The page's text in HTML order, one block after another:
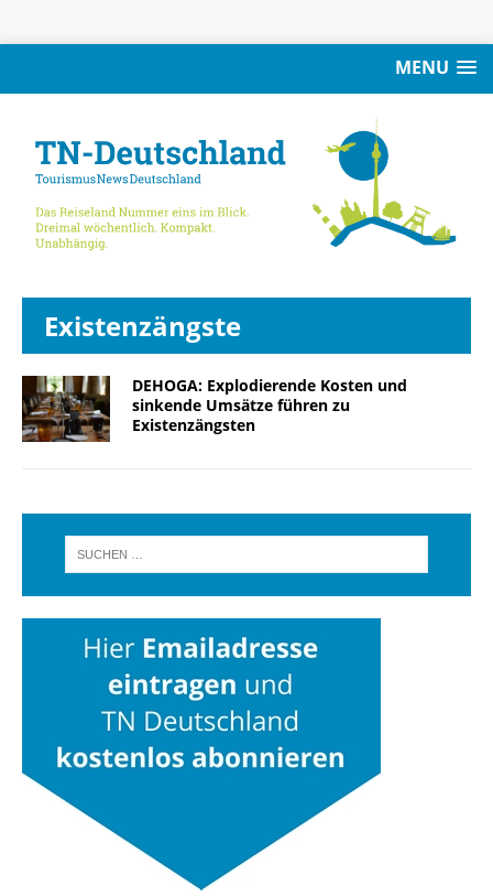
MENU
Existenzängste
DEHOGA: Explodierende Kosten und
sinkende Umsätze führen zu
Existenzängsten